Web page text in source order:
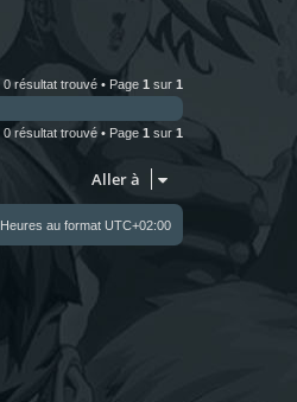
0 résultat trouvé • Page 1 sur 1
0 résultat trouvé • Page 1 sur 1
Aller à
Heures au format UTC+02:00